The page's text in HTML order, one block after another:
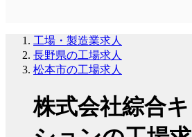
工場・製造業求人
長野県の工場求人
松本市の工場求人
株式会社綜合